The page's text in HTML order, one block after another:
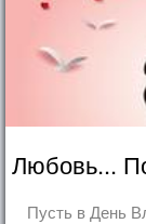
Любовь...
Пусть в День